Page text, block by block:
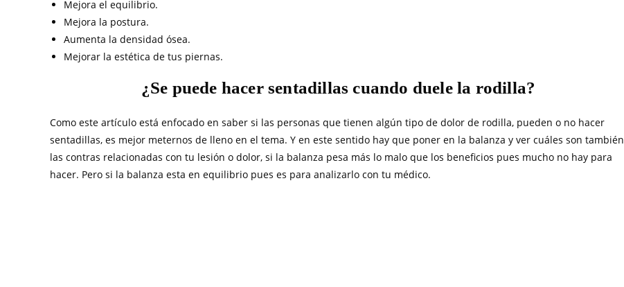
Mejora el equilibrio.
Mejora la postura.
Aumenta la densidad ósea.
Mejorar la estética de tus piernas.
¿Se puede hacer sentadillas cuando duele la rodilla?
Como este artículo está enfocado en saber si las personas que tienen algún tipo de dolor de rodilla, pueden o no hacer
sentadillas, es mejor meternos de lleno en el tema. Y en este sentido hay que poner en la balanza y ver cuáles son también
las contras relacionadas con tu lesión o dolor, si la balanza pesa más lo malo que los beneficios pues mucho no hay para
hacer. Pero si la balanza esta en equilibrio pues es para analizarlo con tu médico.